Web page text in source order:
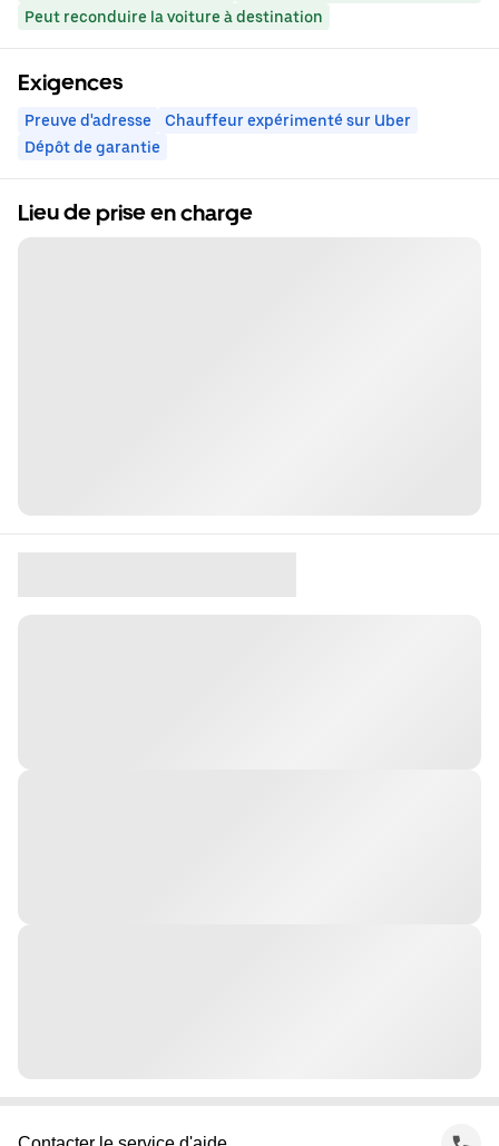
Peut reconduire la voiture à destination
Exigences
Preuve d'adresse
Chauffeur expérimenté sur Uber
Dépôt de garantie
Lieu de prise en charge